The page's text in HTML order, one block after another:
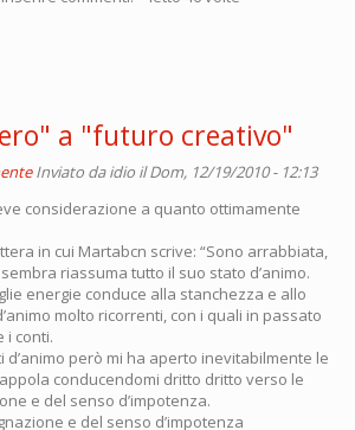
a "futuro creativo"
Inviato daidio il Dom, 12/19/2010 - 12:13
considerazione a quanto ottimamente
in cui Martabcn scrive: “Sono arrabbiata,
riassuma tutto il suo stato d’animo.
energie conduce alla stanchezza e allo
molto ricorrenti, con i quali in passato
i conti.
d’animo però mi ha aperto inevitabilmente le
conducendomi dritto dritto verso le
e del senso d’impotenza.
e del senso d’impotenza